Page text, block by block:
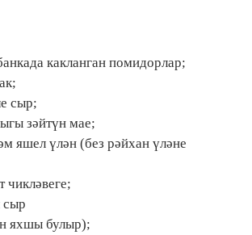
какланган помидорлар;
сыр;
зәйтүн мае;
яшел үлән (без рәйхан үләне
чикләвеге;
сыр
яхшы булыр);